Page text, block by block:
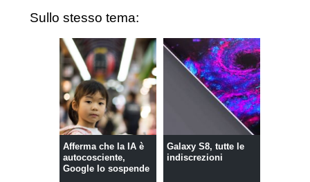
Sullo stesso tema:
Afferma che la IA è
autocosciente,
Google lo sospende
Galaxy S8, tutte le
indiscrezioni